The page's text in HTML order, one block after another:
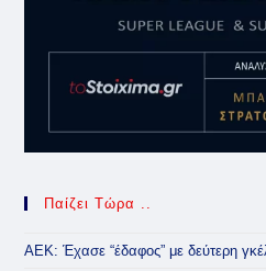
Παίζει Τώρα ..
ΑΕΚ: Έχασε “έδαφος” με δεύτερη